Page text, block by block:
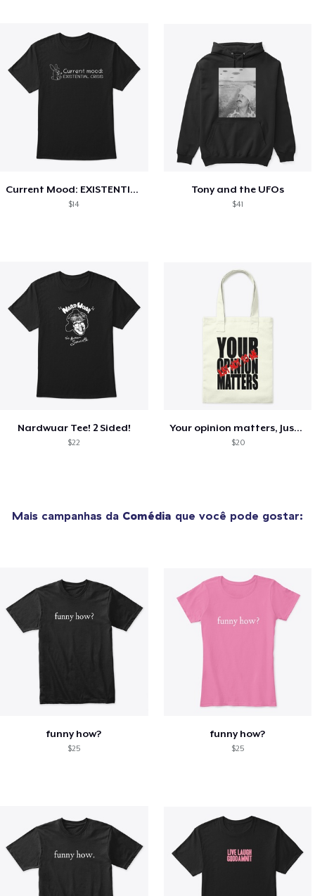
Current Mood: EXISTENTIAL CRISIS
$14
Tony and the UFOs
$41
Nardwuar Tee! 2 Sided!
$22
Your opinion matters, Just not to me!
$20
Mais campanhas da Comédia que você pode gostar:
funny how?
$25
funny how?
$25